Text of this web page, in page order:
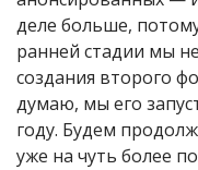
деле больше,
ранней стадии мы
создания второго
думаю, мы его
году. Будем
уже на чуть более